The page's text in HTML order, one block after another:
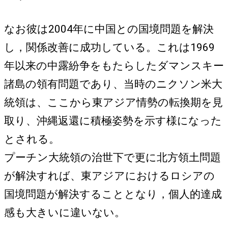
なお彼は2004年に中国との国境問題を解決
し，関係改善に成功している。これは1969
年以来の中露紛争をもたらしたダマンスキー
諸島の領有問題であり、当時のニクソン米大
統領は、ここから東アジア情勢の転換期を見
取り、沖縄返還に積極姿勢を示す様になった
とされる。
プーチン大統領の治世下で更に北方領土問題
が解決すれば、東アジアにおけるロシアの
国境問題が解決することとなり，個人的達成
感も大きいに違いない。